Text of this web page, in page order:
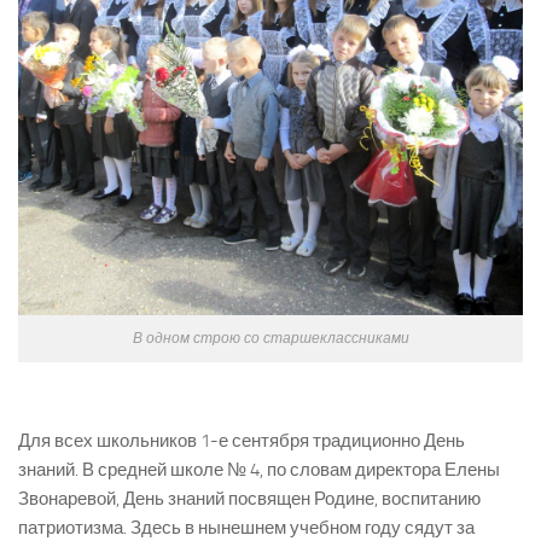
В одном строю со старшеклассниками
Для всех школьников 1-е сентября традиционно День
знаний. В средней школе № 4, по словам директора Елены
Звонаревой, День знаний посвящен Родине, воспитанию
патриотизма. Здесь в нынешнем учебном году сядут за